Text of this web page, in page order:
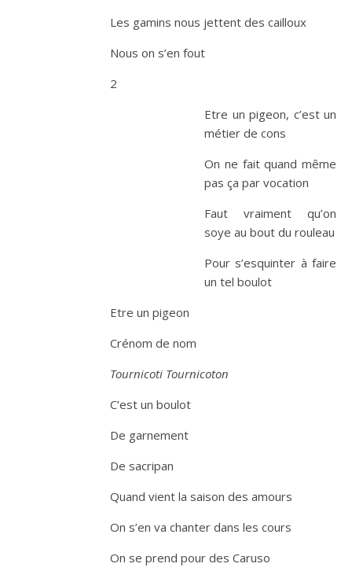
Les gamins nous jettent des cailloux
Nous on s’en fout
2
Etre un pigeon, c’est un
métier de cons
On ne fait quand même
pas ça par vocation
Faut vraiment qu’on
soye au bout du rouleau
Pour s’esquinter à faire
un tel boulot
Etre un pigeon
Crénom de nom
Tournicoti Tournicoton
C’est un boulot
De garnement
De sacripan
Quand vient la saison des amours
On s’en va chanter dans les cours
On se prend pour des Caruso